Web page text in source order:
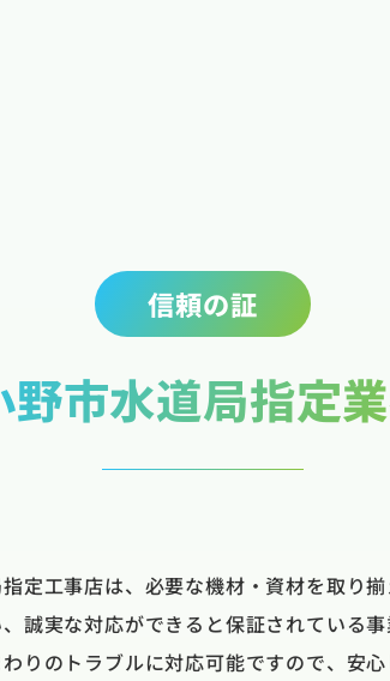
信頼の証
野市水道局指定
定工事店は、必要な機材・資材を取り
誠実な対応ができると保証されている
りのトラブルに対応可能ですので、安心